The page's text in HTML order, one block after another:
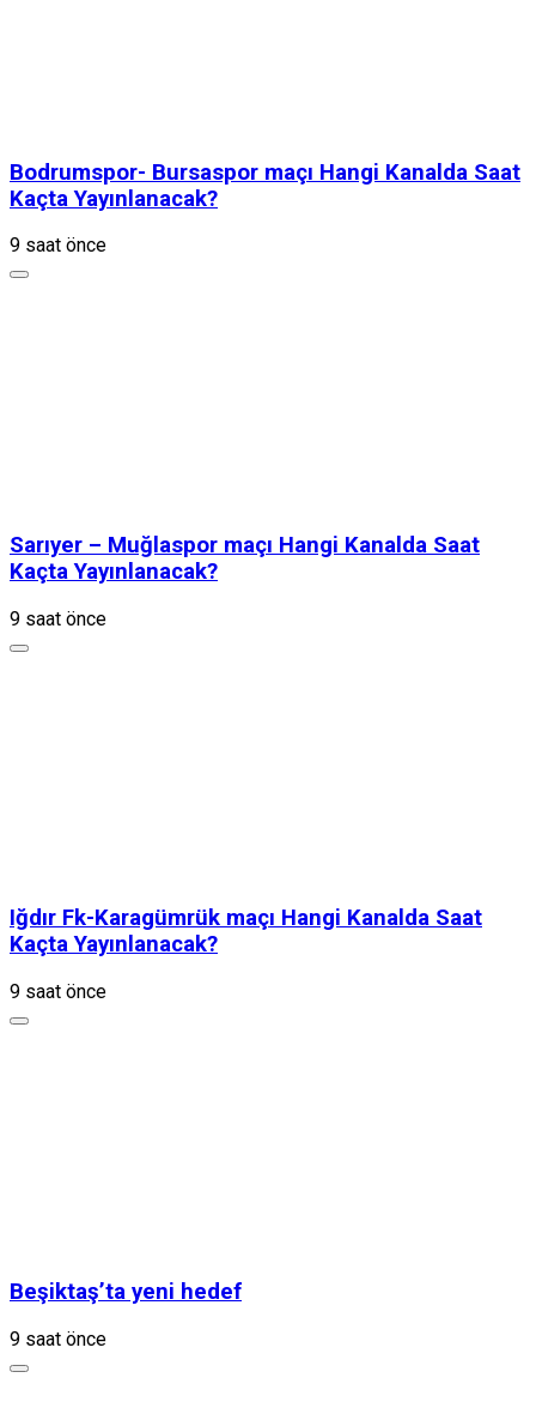
Bodrumspor- Bursaspor maçı Hangi Kanalda Saat
Kaçta Yayınlanacak?
9 saat önce
Sarıyer – Muğlaspor maçı Hangi Kanalda Saat
Kaçta Yayınlanacak?
9 saat önce
Iğdır Fk-Karagümrük maçı Hangi Kanalda Saat
Kaçta Yayınlanacak?
9 saat önce
Beşiktaş’ta yeni hedef
9 saat önce